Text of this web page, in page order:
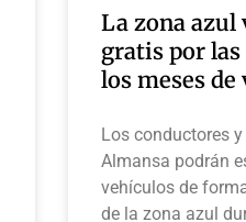
La zona azul
gratis por
los meses de
Los conductores
Almansa podrán
vehículos de
de la zona azul